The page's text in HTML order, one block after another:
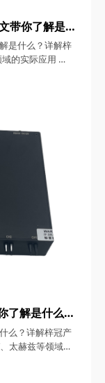
带你了解是什
纤分布式传感
是什么？详解梓
的实际应用
浩瀚星空中，犹
的应用领域，吸
...
了解是什么？
与雷达系
么？详解梓冠产
太赫兹等领域的
与光电子技术的
等特性，在量子